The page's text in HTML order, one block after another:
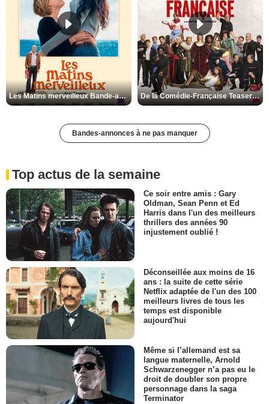
Les Matins merveilleux Bande-annonce VF De la Comédie-Française Teaser VF
Bandes-annonces à ne pas manquer
Top actus de la semaine
Ce soir entre amis : Gary
Oldman, Sean Penn et Ed
Harris dans l'un des meilleurs
thrillers des années 90
injustement oublié !
Déconseillée aux moins de 16
ans : la suite de cette série
Netflix adaptée de l'un des 100
meilleurs livres de tous les
temps est disponible
aujourd'hui
Même si l’allemand est sa
langue maternelle, Arnold
Schwarzenegger n’a pas eu le
droit de doubler son propre
personnage dans la saga
Terminator